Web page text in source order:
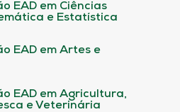
EAD em Ciências
e Estatística
EAD em Artes e
EAD em Agricultura,
e Veterinária